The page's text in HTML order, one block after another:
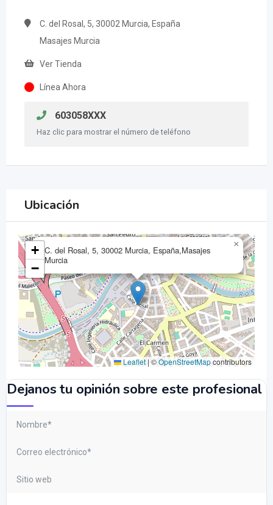
C. del Rosal, 5, 30002 Murcia, España
Masajes Murcia
Ver Tienda
Línea Ahora
603058XXX
Haz clic para mostrar el número de teléfono
Ubicación
C. del Rosal, 5, 30002 Murcia, España,Masajes
Murcia
×
+
−
Leaflet | ©OpenStreetMapcontributors
Dejanos tu opinión sobre este profesional